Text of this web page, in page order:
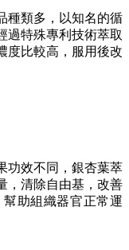
種類多，以知名的循
過特殊專利技術萃取
度比較高，服用後改
功效不同，銀杏葉萃
，清除自由基，改善
助組織器官正常運